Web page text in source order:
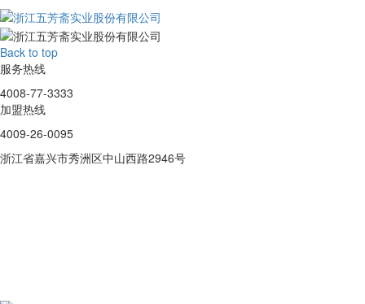
Back to top
服务热线
4008-77-3333
加盟热线
4009-26-0095
浙江省嘉兴市秀洲区中山西路2946号